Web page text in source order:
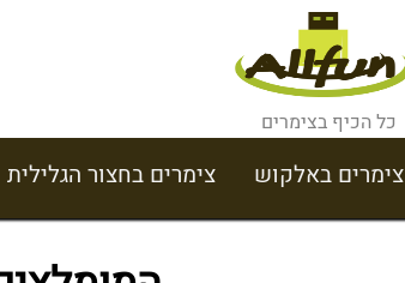
כל הכיף בצימרים
צימרים באלקוש צימרים בחצור הגלילית